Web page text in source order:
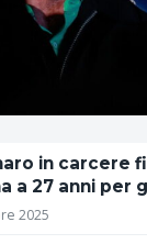
in carcere
a 27 anni per
2025